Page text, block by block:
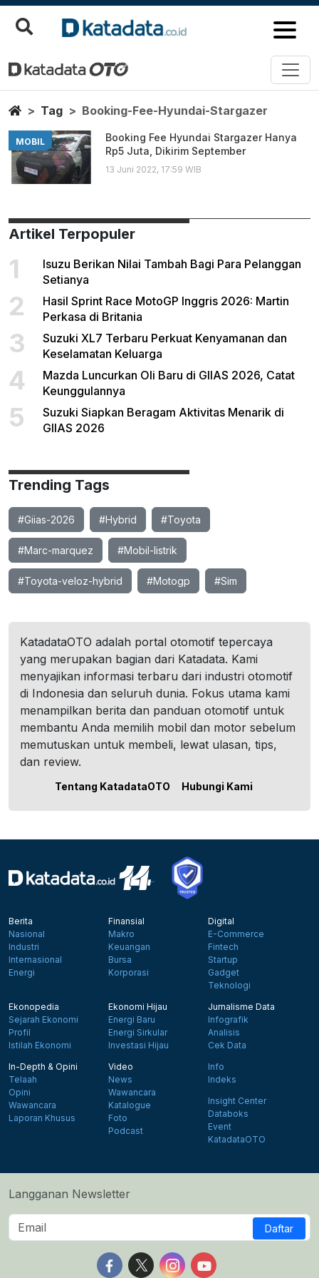
Booking Fee Hyundai Stargazer
Berita Terbaru
HomeTag Booking-Fee-Hyundai-Stargazer
MOBIL
Booking Fee Hyundai Stargazer Hanya
Rp5 Juta, Dikirim September
13 Juni 2022, 17:59 WIB
Artikel Terpopuler
1
Isuzu Berikan Nilai Tambah Bagi Para Pelanggan
Setianya
2
Hasil Sprint Race MotoGP Inggris 2026: Martin
Perkasa di Britania
3
Suzuki XL7 Terbaru Perkuat Kenyamanan dan
Keselamatan Keluarga
4
Mazda Luncurkan Oli Baru di GIIAS 2026, Catat
Keunggulannya
5
Suzuki Siapkan Beragam Aktivitas Menarik di
GIIAS 2026
Trending Tags
#Giias-2026 #Hybrid #Toyota
#Marc-marquez #Mobil-listrik
#Toyota-veloz-hybrid #Motogp #Sim
KatadataOTO adalah portal otomotif tepercaya
yang merupakan bagian dari Katadata. Kami
menyajikan informasi terbaru dari industri otomotif
di Indonesia dan seluruh dunia. Fokus utama kami
menampilkan berita dan panduan otomotif untuk
membantu Anda memilih mobil dan motor sebelum
memutuskan untuk membeli, lewat ulasan, tips,
dan review.
Tentang KatadataOTO Hubungi Kami
Berita
Nasional
Industri
Internasional
Energi
Finansial
Makro
Keuangan
Bursa
Korporasi
Digital
E-Commerce
Fintech
Startup
Gadget
Teknologi
Ekonopedia
Sejarah Ekonomi
Profil
Istilah Ekonomi
Ekonomi Hijau
Energi Baru
Energi Sirkular
Investasi Hijau
Jurnalisme Data
Infografik
Analisis
Cek Data
In-Depth & Opini
Telaah
Opini
Wawancara
Laporan Khusus
Video
News
Wawancara
Katalogue
Foto
Podcast
Info
Indeks
Insight Center
Databoks
Event
KatadataOTO
Langganan Newsletter
Daftar
Follow us on Facebook
Follow us on X
Follow us on Instagram
Follow us on